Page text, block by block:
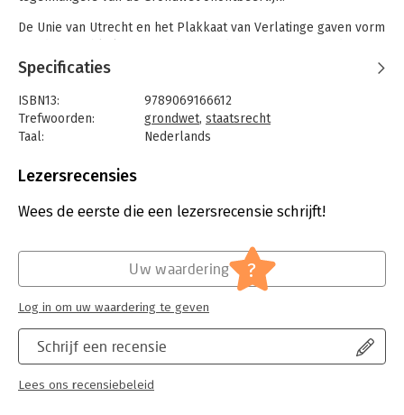
De Unie van Utrecht en het Plakkaat van Verlatinge gaven vorm
Verenigde Staten en de Franse Declaration des droits de
l'homme et du citoyen markeren belangrijke momenten in de
ontwikkeling van het rechtsstatelijke denken. En het EVRM en
het EG-verdrag stellen wezenlijke randvoorwaarden aan het
handelen van de Nederlandse staat.
In deze bundel zijn deze en andere constitutionele klassiekers
bijeengebracht en voorzien van annotaties die de historische
en maatschappelijke context en het belang van de teksten
voor het huidige Nederlandse staatsrecht toelichten.
Specificaties
ISBN13:
9789069166612
Trefwoorden:
grondwet, staatsrecht
Taal:
Nederlands
Aantal pagina's:
Druk:
1
Juridisch
Jongbloed:
Staatsrecht algemeen
Lezersrecensies
Wees de eerste die een lezersrecensie schrijft!
Schrijf een recensie
Lees ons recensiebeleid
Uw waardering ?
Log in om uw waardering te geven